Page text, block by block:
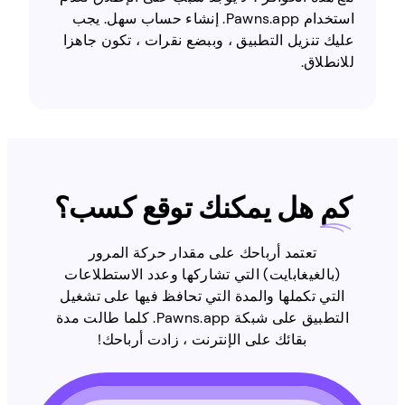
استخدام Pawns.app. إنشاء حساب سهل. يجب
عليك تنزيل التطبيق ، وببضع نقرات ، تكون جاهزا
للانطلاق.
كمهل يمكنك توقع كسب؟
تعتمد أرباحك على مقدار حركة المرور
(بالغيغابايت) التي تشاركها وعدد الاستطلاعات
التي تكملها والمدة التي تحافظ فيها على تشغيل
التطبيق على شبكة Pawns.app. كلما طالت مدة
بقائك على الإنترنت ، زادت أرباحك!